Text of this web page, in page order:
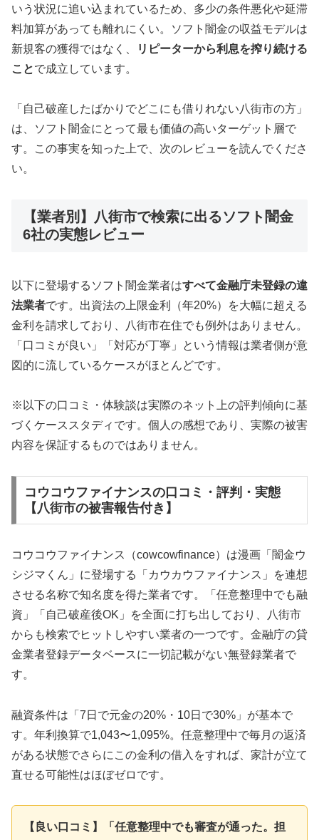
いう状況に追い込まれているため、多少の条件悪化や延滞
料加算があっても離れにくい。ソフト闇金の収益モデルは
新規客の獲得ではなく、
リピーターから利息を搾り続ける
ことで成立しています。
「自己破産したばかりでどこにも借りれない八街市の方」
は、ソフト闇金にとって最も価値の高いターゲット層で
す。この事実を知った上で、次のレビューを読んでくださ
い。
【業者別】八街市で検索に出るソフト闇金
6社の実態レビュー
以下に登場するソフト闇金業者はすべて金融庁未登録の違
法業者です。出資法の上限金利（年20%）を大幅に超える
金利を請求しており、八街市在住でも例外はありません。
「口コミが良い」「対応が丁寧」という情報は業者側が意
図的に流しているケースがほとんどです。
※以下の口コミ・体験談は実際のネット上の評判傾向に基
づくケーススタディです。個人の感想であり、実際の被害
内容を保証するものではありません。
コウコウファイナンスの口コミ・評判・実態
【八街市の被害報告付き】
コウコウファイナンス（cowcowfinance）は漫画「闇金ウ
シジマくん」に登場する「カウカウファイナンス」を連想
させる名称で知名度を得た業者です。「任意整理中でも融
資」「自己破産後OK」を全面に打ち出しており、八街市
からも検索でヒットしやすい業者の一つです。金融庁の貸
金業者登録データベースに一切記載がない無登録業者で
す。
融資条件は「7日で元金の20%・10日で30%」が基本で
す。年利換算で1,043〜1,095%。任意整理中で毎月の返済
がある状態でさらにこの金利の借入をすれば、家計が立て
直せる可能性はほぼゼロです。
【良い口コミ】「任意整理中でも審査が通った。担